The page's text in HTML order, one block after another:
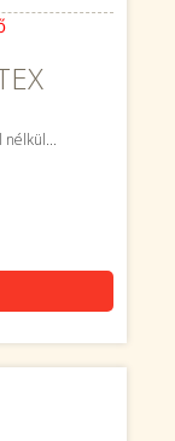
nélkül...